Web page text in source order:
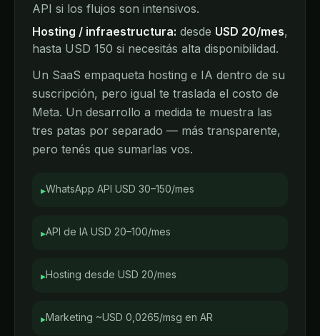
API si los flujos son intensivos.
Hosting / infraestructura: desde USD 20/mes,
hasta USD 150 si necesitás alta disponibilidad.
Un SaaS empaqueta hosting e IA dentro de su
suscripción, pero igual te traslada el costo de
Meta. Un desarrollo a medida te muestra las
tres patas por separado — más transparente,
pero tenés que sumarlas vos.
▸WhatsApp API USD 30–150/mes
▸API de IA USD 20–100/mes
▸Hosting desde USD 20/mes
▸Marketing ~USD 0,0265/msg en AR